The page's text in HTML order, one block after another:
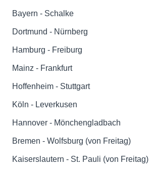
Bayern - Schalke
Dortmund - Nürnberg
Hamburg - Freiburg
Mainz - Frankfurt
Hoffenheim - Stuttgart
Köln - Leverkusen
Hannover - Mönchengladbach
Bremen - Wolfsburg (von Freitag)
Kaiserslautern - St. Pauli (von Freitag)